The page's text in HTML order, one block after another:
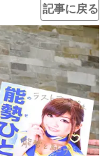
記事に戻る